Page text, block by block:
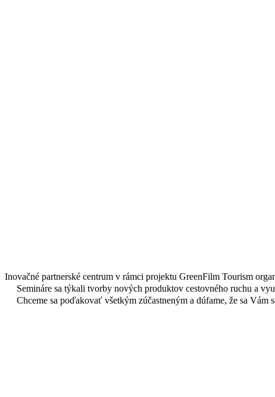
Inovačné partnerské centrum v rámci projektu GreenFilm Tourism
Semináre sa týkali tvorby nových produktov cestovného ruchu a
Chceme sa poďakovať všetkým zúčastneným a dúfame, že sa Vám